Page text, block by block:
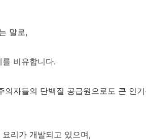
말로,
비유합니다.
의자들의 단백질 공급원으로도 큰 인
리가 개발되고 있으며,